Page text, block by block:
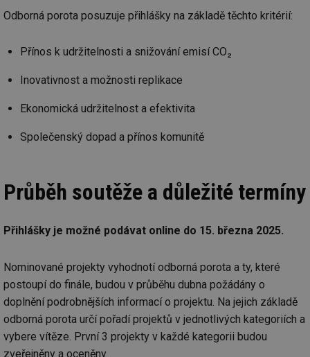
Odborná porota posuzuje přihlášky na základě těchto kritérií:
Přínos k udržitelnosti a snižování emisí CO₂
Inovativnost a možnosti replikace
Ekonomická udržitelnost a efektivita
Společenský dopad a přínos komunitě
Průběh soutěže a důležité termíny
Přihlášky je možné podávat online do 15. března 2025.
Nominované projekty vyhodnotí odborná porota a ty, které
postoupí do finále, budou v průběhu dubna požádány o
doplnění podrobnějších informací o projektu. Na jejich základě
odborná porota určí pořadí projektů v jednotlivých kategoriích a
vybere vítěze. První 3 projekty v každé kategorii budou
zveřejněny a oceněny.